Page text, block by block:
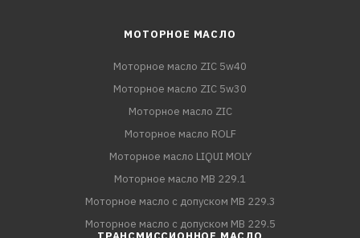
МОТОРНОЕ МАСЛО
Моторное масло ZIC 5w40
Моторное масло ZIC 5w30
Моторное масло ZIC
Моторное масло ROLF
Моторное масло LIQUI MOLY
Моторное масло MB 229.1
Моторное масло с допуском MB 229.3
Моторное масло с допуском MB 229.5